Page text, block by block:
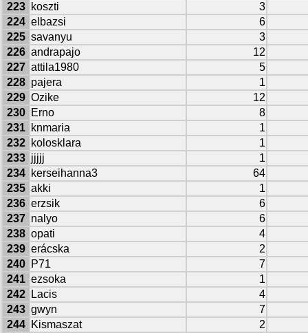
223
koszti
3
224 elbazsi
6
225 savanyu
3
226 andrapajo
12
227 attila1980
5
228 pajera
1
229 Ozike
12
230
Erno
8
231
knmaria
1
232
kolosklara
1
233 jjjjj
1
234
kerseihanna3
64
235 akki
1
236 erzsik
6
237 nalyo
6
238 opati
4
239 erácska
2
240
P71
7
241 ezsoka
1
242
Lacis
4
243 gwyn
7
244
Kismaszat
2